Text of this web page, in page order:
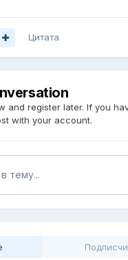
Цитата
and register later. If you
with your account.
тему...